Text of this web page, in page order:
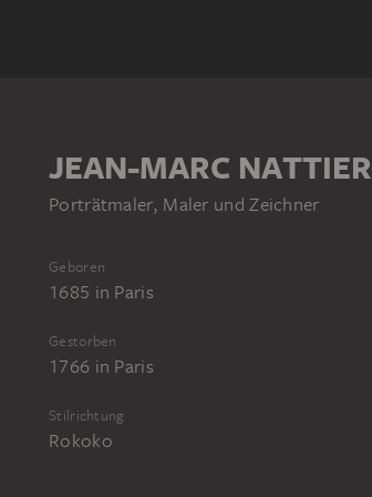
JEAN-MARC NATTIER
Porträtmaler, Maler und Zeichner
Geboren
1685 in Paris
Gestorben
1766 in Paris
Stilrichtung
Rokoko